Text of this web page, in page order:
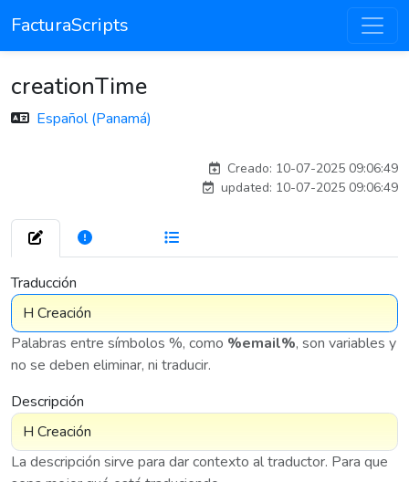
FacturaScripts
creationTime
Español (Panamá)
Creado: 10-07-2025 09:06:49
updated: 10-07-2025 09:06:49
Traducción
Palabras entre símbolos %, como %email%, son variables y
no se deben eliminar, ni traducir.
Descripción
La descripción sirve para dar contexto al traductor. Para que